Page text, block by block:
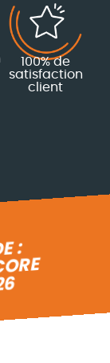
100% de
satisfaction
client
: